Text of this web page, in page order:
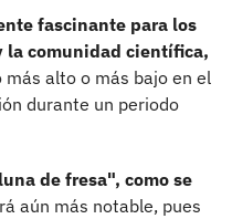
fascinante para los
la comunidad científica,
más alto o más bajo en el
durante un periodo
de fresa", como se
aún más notable, pues